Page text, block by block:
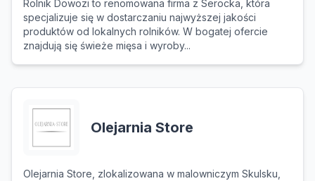
Rolnik Dowozi to renomowana firma z Serocka, która
specjalizuje się w dostarczaniu najwyższej jakości
produktów od lokalnych rolników. W bogatej ofercie
znajdują się świeże mięsa i wyroby...
Olejarnia Store
Olejarnia Store, zlokalizowana w malowniczym Skulsku,